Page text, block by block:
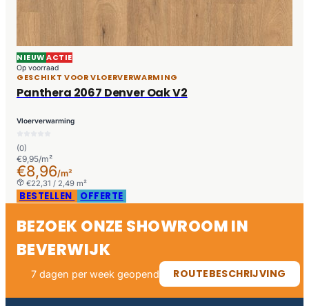
NIEUWACTIE
Op voorraad
GESCHIKT VOOR VLOERVERWARMING
Panthera 2067 Denver Oak V2
Vloerverwarming
(0)
€9,95/m²
€8,96/m²
€22,31 / 2,49 m²
BESTELLEN OFFERTE
BEZOEK ONZE SHOWROOM IN
BEVERWIJK
7 dagen per week geopend ROUTEBESCHRIJVING